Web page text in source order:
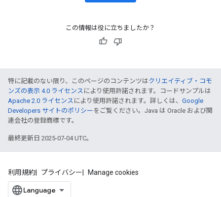
この情報は役に立ちましたか？
特に記載のない限り、このページのコンテンツはクリエイティブ・コモ
ンズの表示 4.0 ライセンス により使用許諾されます。コードサンプルは
Apache 2.0 ライセンス により使用許諾されます。詳しくは、 Google
Developers サイトのポリシー をご覧ください。Java は Oracle および関
連会社の登録商標です。
最終更新日 2025-07-04 UTC。
利用規約 プライバシー Manage cookies